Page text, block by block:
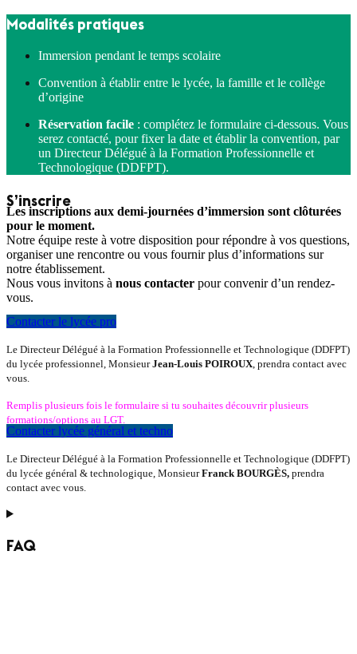
Modalités pratiques
Immersion pendant le temps scolaire
Convention à établir entre le lycée, la famille et le collège
d’origine
Réservation facile : complétez le formulaire ci-dessous. Vous
serez contacté, pour fixer la date et établir la convention, par
un Directeur Délégué à la Formation Professionnelle et
Technologique (DDFPT).
S’inscrire
Les inscriptions aux demi-journées d’immersion sont clôturées
pour le moment.
Notre équipe reste à votre disposition pour répondre à vos questions,
organiser une rencontre ou vous fournir plus d’informations sur
notre établissement.
Nous vous invitons à nous contacter pour convenir d’un rendez-
vous.
Contacter le lycée pro
Le Directeur Délégué à la Formation Professionnelle et Technologique (DDFPT)
du lycée professionnel, MonsieurJean-Louis POIROUX , prendra contact avec
vous.
Remplis plusieurs fois le formulaire si tu souhaites découvrir plusieurs
formations/options au LGT.
Contacter lycée général et techno
Le Directeur Délégué à la Formation Professionnelle et Technologique (DDFPT)
du lycée général & technologique, MonsieurFranck BOURGÈS, prendra
contact avec vous.
FAQ